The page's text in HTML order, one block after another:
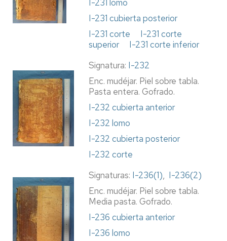
I-231 lomo
I-231 cubierta posterior
I-231 corte I-231 corte
superior I-231 corte inferior
Signatura: I-232
Enc. mudéjar. Piel sobre tabla.
Pasta entera. Gofrado.
I-232 cubierta anterior
I-232 lomo
I-232 cubierta posterior
I-232 corte
Signaturas: I-236(1), I-236(2)
Enc. mudéjar. Piel sobre tabla.
Media pasta. Gofrado.
I-236 cubierta anterior
I-236 lomo